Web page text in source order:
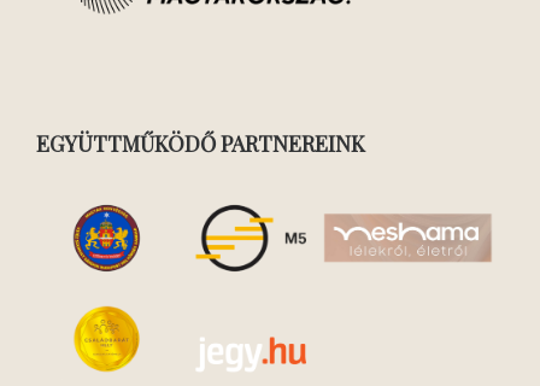
EGYÜTTMŰKÖDŐ PARTNEREINK